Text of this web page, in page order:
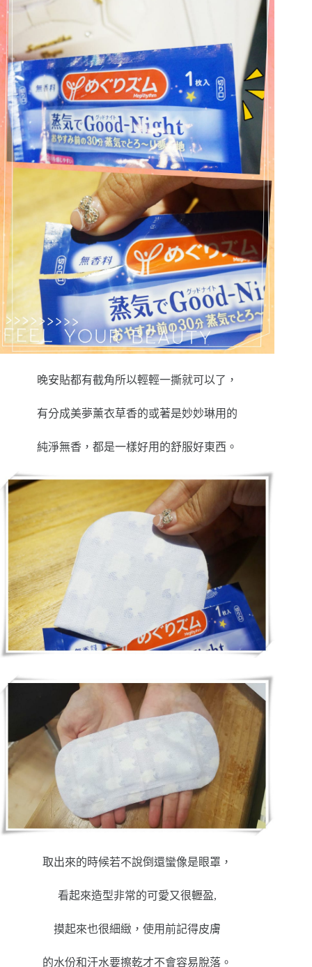
晚安貼都有截角所以輕輕一撕就可以了，
有分成美夢薰衣草香的或著是妙妙琳用的
純淨無香，都是一樣好用的舒服好東西。
取出來的時候若不說倒還蠻像是眼罩，
看起來造型非常的可愛又很轣盈,
摸起來也很細緻，使用前記得皮膚
的水份和汗水要擦乾才不會容易脫落。